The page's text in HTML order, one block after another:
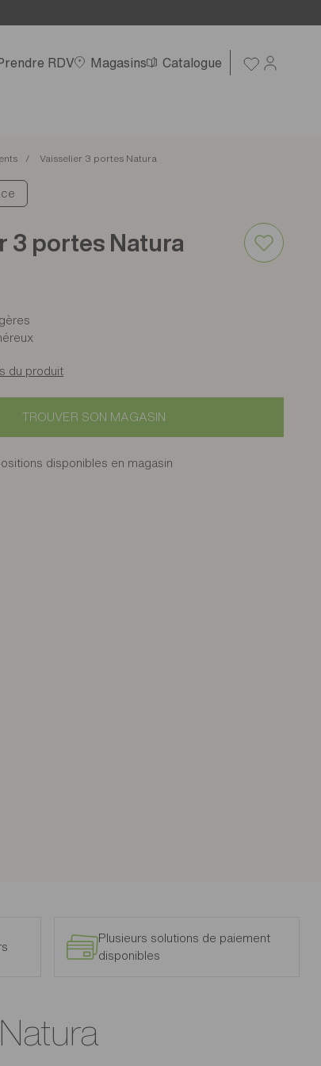
RDV Magasins Catalogue
Vaisselier 3 portes Natura
3 portes Natura
du produit
TROUVER SON MAGASIN
disponibles en magasin
Plusieurs solutions de paiement
disponibles